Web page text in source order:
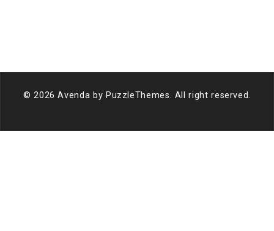
© 2026 Avenda by PuzzleThemes. All right reserved.